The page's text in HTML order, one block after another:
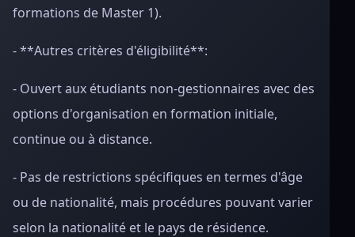
formations de Master 1).
- **Autres critères d'éligibilité**:
- Ouvert aux étudiants non-gestionnaires avec des
options d'organisation en formation initiale,
continue ou à distance.
- Pas de restrictions spécifiques en termes d'âge
ou de nationalité, mais procédures pouvant varier
selon la nationalité et le pays de résidence.